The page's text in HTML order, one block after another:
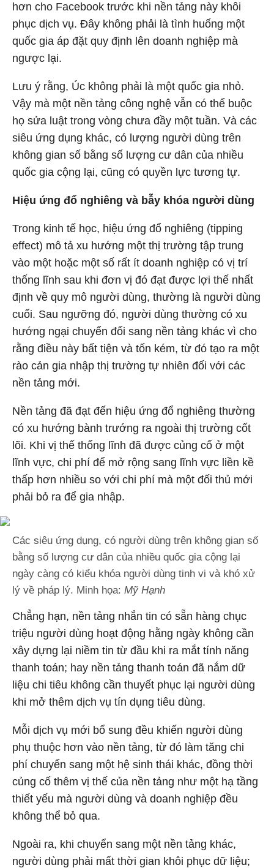
hơn cho Facebook trước khi nền tảng này khôi
phục dịch vụ. Đây không phải là tình huống một
quốc gia áp đặt quy định lên doanh nghiệp mà
ngược lại.
Lưu ý rằng, Úc không phải là một quốc gia nhỏ.
Vậy mà một nền tảng công nghệ vẫn có thể buộc
họ sửa luật trong vòng chưa đầy một tuần. Và các
siêu ứng dụng khác, có lượng người dùng trên
không gian số bằng số lượng cư dân của nhiều
quốc gia cộng lại, cũng có quyền lực tương tự.
Hiệu ứng đổ nghiêng và bẫy khóa người dùng
Trong kinh tế học, hiệu ứng đổ nghiêng (tipping
effect) mô tả xu hướng một thị trường tập trung
vào một hoặc một số rất ít doanh nghiệp có vị trí
thống lĩnh sau khi đơn vị đó đạt được lợi thế nhất
định về quy mô người dùng, thường là người dùng
cuối. Sau ngưỡng đó, người dùng thường có xu
hướng ngại chuyển đổi sang nền tảng khác vì cho
rằng điều này bất tiện và tốn kém, từ đó tạo ra một
rào cản gia nhập thị trường tự nhiên đối với các
nền tảng mới.
Nền tảng đã đạt đến hiệu ứng đổ nghiêng thường
có xu hướng bành trướng ra ngoài thị trường cốt
lõi. Khi vị thế thống lĩnh đã được củng cố ở một
lĩnh vực, chi phí để mở rộng sang lĩnh vực liền kề
thấp hơn nhiều so với chi phí mà một đối thủ mới
phải bỏ ra để gia nhập.
Các siêu ứng dụng, có người dùng trên không gian số
bằng số lượng cư dân của nhiều quốc gia cộng lại
ngày càng có kiểu khóa người dùng tinh vi và khó xử
lý về pháp lý. Minh họa: Mỹ Hạnh
Chẳng hạn, nền tảng nhắn tin có sẵn hàng chục
triệu người dùng hoạt động hằng ngày không cần
xây dựng lại niềm tin từ đầu khi ra mắt tính năng
thanh toán; hay nền tảng thanh toán đã nắm dữ
liệu chi tiêu không cần thuyết phục lại người dùng
khi mở thêm dịch vụ tín dụng tiêu dùng.
Mỗi dịch vụ mới bổ sung đều khiến người dùng
phụ thuộc hơn vào nền tảng, từ đó làm tăng chi
phí chuyển sang một hệ sinh thái khác, đồng thời
củng cố thêm vị thế của nền tảng như một hạ tầng
thiết yếu mà người dùng và doanh nghiệp đều
không thể bỏ qua.
Ngoài ra, khi chuyển sang một nền tảng khác,
người dùng phải mất thời gian khôi phục dữ liệu;